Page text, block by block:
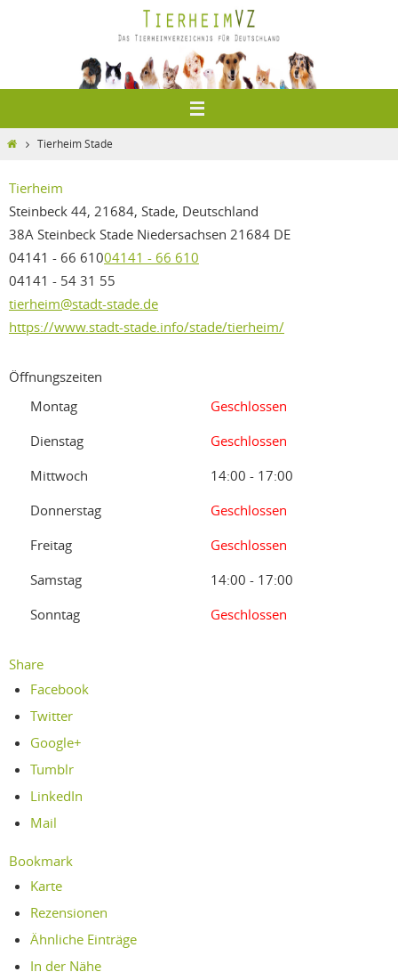
HomeTierheim Stade
Tierheim
Steinbeck 44, 21684, Stade, Deutschland
38A Steinbeck Stade Niedersachsen 21684 DE
04141 - 66 61004141 - 66 610
04141 - 54 31 55
tierheim@stadt-stade.de
https://www.stadt-stade.info/stade/tierheim/
Öffnungszeiten
Montag
Geschlossen
Dienstag
Geschlossen
Mittwoch
14:00 - 17:00
Donnerstag
Geschlossen
Freitag
Geschlossen
Samstag
14:00 - 17:00
Sonntag
Geschlossen
Share
Facebook
Twitter
Google+
Tumblr
LinkedIn
Mail
Bookmark
Karte
Rezensionen
Ähnliche Einträge
In der Nähe